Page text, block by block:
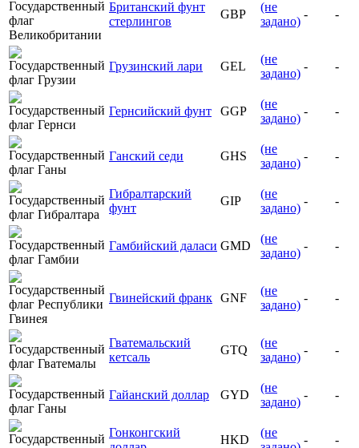
Британский фунт
стерлингов
GBP
(не
задано)
- -
Грузинский лари GEL
(не
задано)
- -
Гернсийский фунт GGP
(не
задано)
- -
Ганский седи GHS
(не
задано)
- -
Гибралтарский
фунт
GIP
(не
задано)
- -
Гамбийский даласи GMD
(не
задано)
- -
Гвинейский франк GNF
(не
задано)
- -
Гватемальский
кетсаль
GTQ
(не
задано)
- -
Гайанский доллар GYD
(не
задано)
- -
Гонконгский
HKD
(не
- -